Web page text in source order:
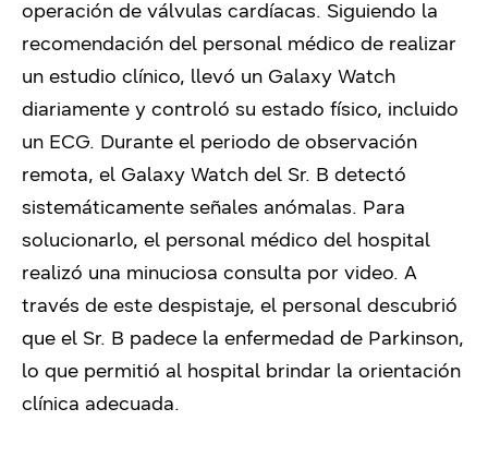
operación de válvulas cardíacas. Siguiendo la
recomendación del personal médico de realizar
un estudio clínico, llevó un Galaxy Watch
diariamente y controló su estado físico, incluido
un ECG. Durante el periodo de observación
remota, el Galaxy Watch del Sr. B detectó
sistemáticamente señales anómalas. Para
solucionarlo, el personal médico del hospital
realizó una minuciosa consulta por video. A
través de este despistaje, el personal descubrió
que el Sr. B padece la enfermedad de Parkinson,
lo que permitió al hospital brindar la orientación
clínica adecuada.